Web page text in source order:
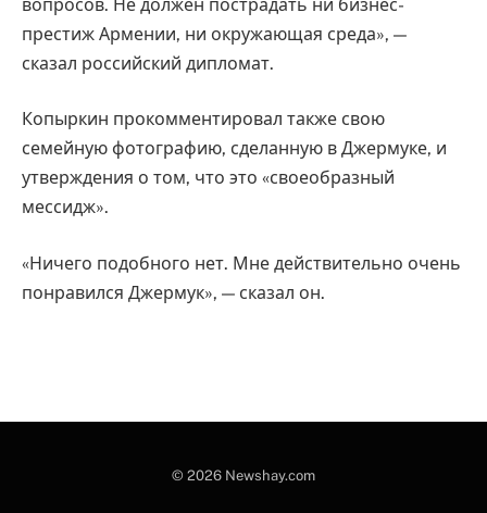
вопросов. Не должен пострадать ни бизнес-
престиж Армении, ни окружающая среда», —
сказал российский дипломат.
Копыркин прокомментировал также свою
семейную фотографию, сделанную в Джермуке, и
утверждения о том, что это «своеобразный
мессидж».
«Ничего подобного нет. Мне действительно очень
понравился Джермук», — сказал он.
© 2026 Newshay.com